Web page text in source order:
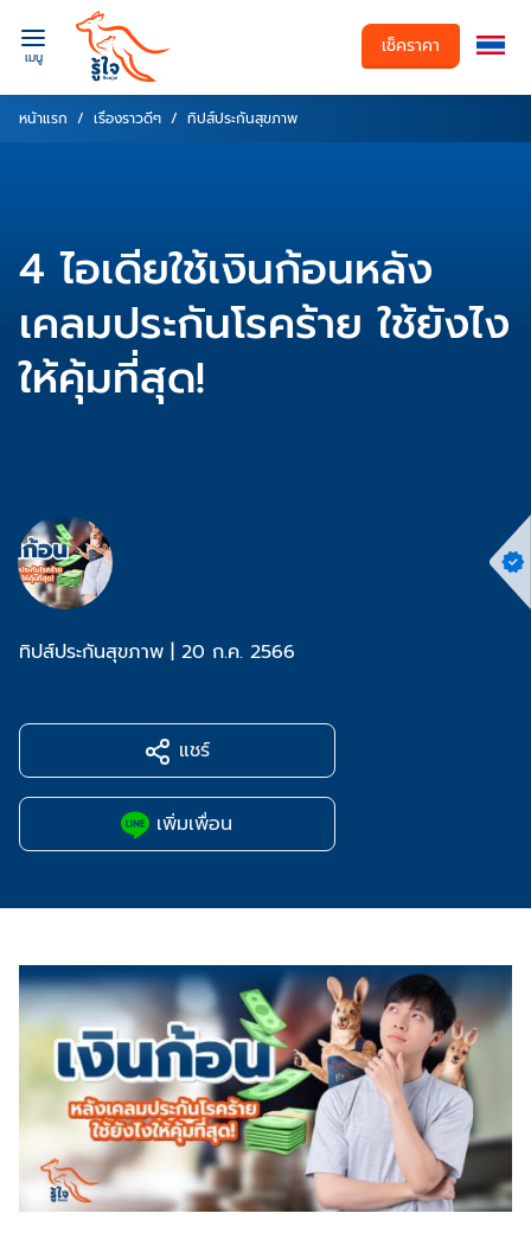
เมนู เช็คราคา
หน้าแรก เรื่องราวดีๆ ทิปส์ประกันสุขภาพ
4 ไอเดียใช้เงินก้อนหลัง
เคลมประกันโรคร้าย ใช้ยังไง
ให้คุ้มที่สุด!
ทิปส์ประกันสุขภาพ | 20 ก.ค. 2566
แชร์
เพิ่มเพื่อน